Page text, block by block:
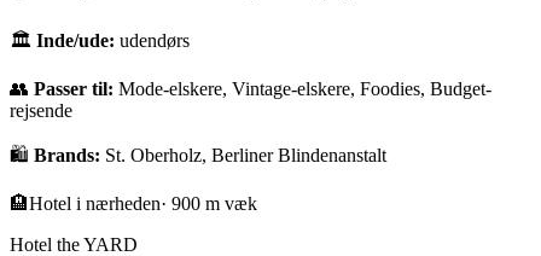
🏛 Inde/ude: udendørs
👥 Passer til: Mode-elskere, Vintage-elskere, Foodies, Budget-
rejsende
🛍️ Brands: St. Oberholz, Berliner Blindenanstalt
🏨Hotel i nærheden· 900 m væk
Hotel the YARD